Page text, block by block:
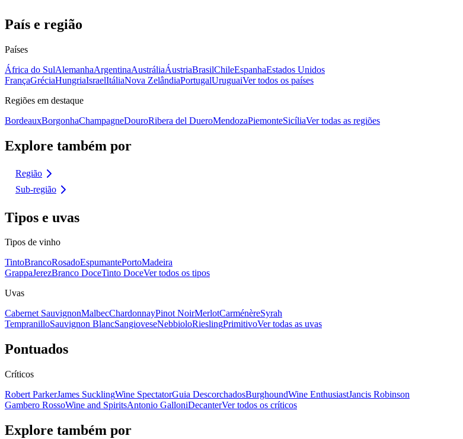
País e região
Países
África do SulAlemanhaArgentinaAustráliaÁustriaBrasilChileEspanhaEstados Unidos
FrançaGréciaHungriaIsraelItáliaNova ZelândiaPortugalUruguaiVer todos os países
Regiões em destaque
BordeauxBorgonhaChampagneDouroRibera del DueroMendozaPiemonteSicíliaVer todas as regiões
Explore também por
Região
Sub-região
Tipos e uvas
Tipos de vinho
TintoBrancoRosadoEspumantePortoMadeira
GrappaJerezBranco DoceTinto DoceVer todos os tipos
Uvas
Cabernet SauvignonMalbecChardonnayPinot NoirMerlotCarménèreSyrah
TempranilloSauvignon BlancSangioveseNebbioloRieslingPrimitivoVer todas as uvas
Pontuados
Críticos
Robert ParkerJames SucklingWine SpectatorGuia DescorchadosBurghoundWine EnthusiastJancis Robinson
Gambero RossoWine and SpiritsAntonio GalloniDecanterVer todos os críticos
Explore também por